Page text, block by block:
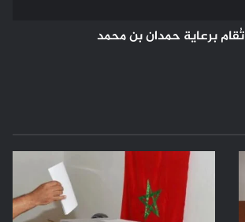
تُقام برعاية حمدان بن محمد